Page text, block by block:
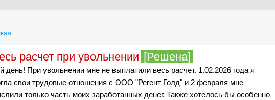
расчет при увольнении [Решена]
день! При увольнении мне не выплатили весь расчет. 1.02.2026 года я
свои трудовые отношения с ООО "Регент Голд" и 2 февраля мне
только часть моих заработанных денег. Также хотелось бы особенно